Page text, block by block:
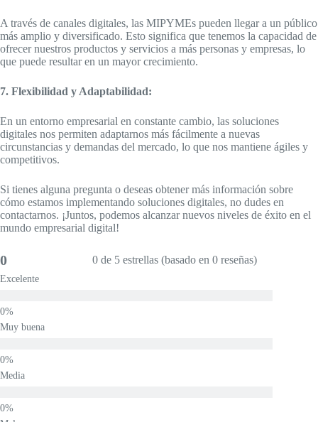
A través de canales digitales, las MIPYMEs pueden llegar a un público
más amplio y diversificado. Esto significa que tenemos la capacidad de
ofrecer nuestros productos y servicios a más personas y empresas, lo
que puede resultar en un mayor crecimiento.
7. Flexibilidad y Adaptabilidad:
En un entorno empresarial en constante cambio, las soluciones
digitales nos permiten adaptarnos más fácilmente a nuevas
circunstancias y demandas del mercado, lo que nos mantiene ágiles y
competitivos.
Si tienes alguna pregunta o deseas obtener más información sobre
cómo estamos implementando soluciones digitales, no dudes en
contactarnos. ¡Juntos, podemos alcanzar nuevos niveles de éxito en el
mundo empresarial digital!
0 0 de 5 estrellas (basado en 0 reseñas)
Excelente
Muy buena
Media